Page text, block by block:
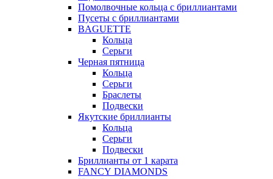
Помолвочные кольца с бриллиантами
Пусеты с бриллиантами
BAGUETTE
Кольца
Серьги
Черная пятница
Кольца
Серьги
Браслеты
Подвески
Якутские бриллианты
Кольца
Серьги
Подвески
Бриллианты от 1 карата
FANCY DIAMONDS